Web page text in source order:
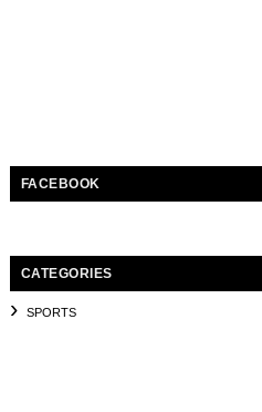
FACEBOOK
CATEGORIES
SPORTS